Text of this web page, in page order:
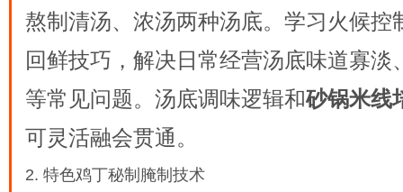
熬制清汤、浓汤两种汤底。学习火候控
回鲜技巧，解决日常经营汤底味道寡
等常见问题。汤底调味逻辑和砂锅米线
可灵活融会贯通。
2. 特色鸡丁秘制腌制技术